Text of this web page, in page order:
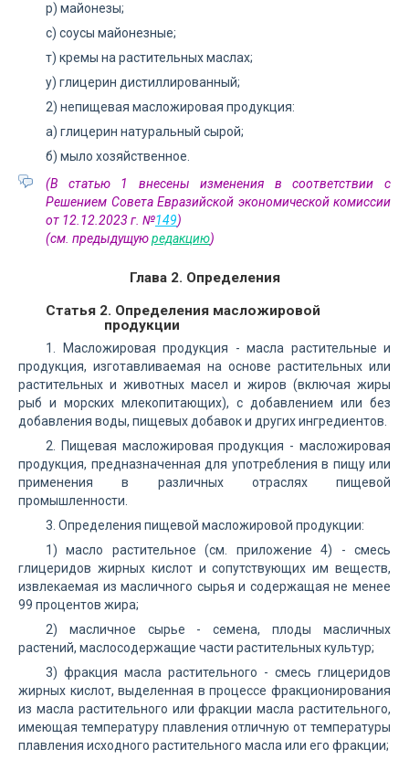
р) майонезы;
с) соусы майонезные;
т) кремы на растительных маслах;
у) глицерин дистиллированный;
2) непищевая масложировая продукция:
а) глицерин натуральный сырой;
б) мыло хозяйственное.
(В статью 1 внесены изменения в соответствии с
Решением Совета Евразийской экономической комиссии
от 12.12.2023 г. №149)
(см. предыдущуюредакцию)
Глава 2. Определения
Статья 2. Определения масложировой
продукции
1. Масложировая продукция - масла растительные и
продукция, изготавливаемая на основе растительных или
растительных и животных масел и жиров (включая жиры
рыб и морских млекопитающих), с добавлением или без
добавления воды, пищевых добавок и других ингредиентов.
2. Пищевая масложировая продукция - масложировая
продукция, предназначенная для употребления в пищу или
применения в различных отраслях пищевой
промышленности.
3. Определения пищевой масложировой продукции:
1) масло растительное (см. приложение 4) - смесь
глицеридов жирных кислот и сопутствующих им веществ,
извлекаемая из масличного сырья и содержащая не менее
99 процентов жира;
2) масличное сырье - семена, плоды масличных
растений, маслосодержащие части растительных культур;
3) фракция масла растительного - смесь глицеридов
жирных кислот, выделенная в процессе фракционирования
из масла растительного или фракции масла растительного,
имеющая температуру плавления отличную от температуры
плавления исходного растительного масла или его фракции;